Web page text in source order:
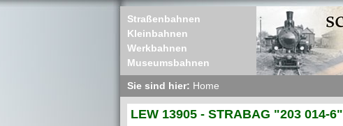
Straßenbahnen
Kleinbahnen
Werkbahnen
Museumsbahnen
Sie sind hier: Home
LEW 13905 - STRABAG "203 014-6"